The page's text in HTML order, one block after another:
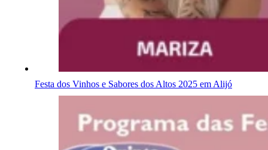
Festa dos Vinhos e Sabores dos Altos 2025 em Alijó